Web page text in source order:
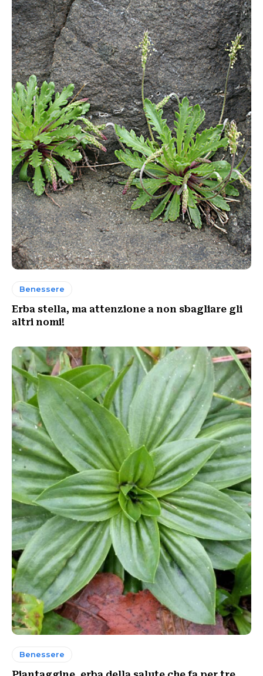
Benessere
Erba stella, ma attenzione a non sbagliare gli
altri nomi!
Benessere